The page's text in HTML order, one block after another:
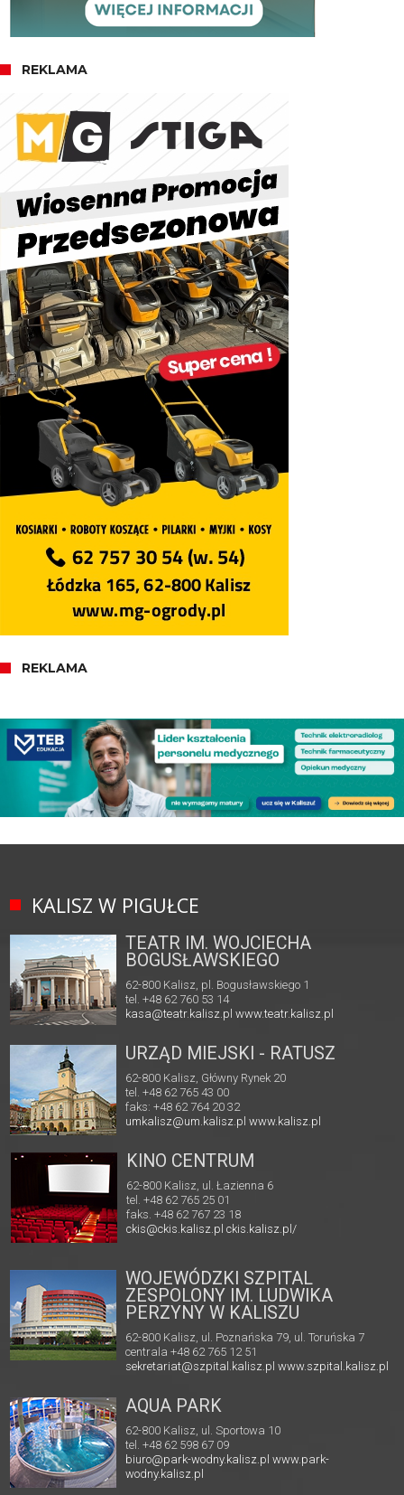
REKLAMA
REKLAMA
KALISZ W PIGUŁCE
TEATR IM. WOJCIECHA
BOGUSŁAWSKIEGO
62-800 Kalisz, pl. Bogusławskiego 1
tel. +48 62 760 53 14
kasa@teatr.kalisz.pl www.teatr.kalisz.pl
URZĄD MIEJSKI - RATUSZ
62-800 Kalisz, Główny Rynek 20
tel. +48 62 765 43 00
faks: +48 62 764 20 32
umkalisz@um.kalisz.plwww.kalisz.pl
KINO CENTRUM
62-800 Kalisz, ul. Łazienna 6
tel. +48 62 765 25 01
faks. +48 62 767 23 18
ckis@ckis.kalisz.pl ckis.kalisz.pl/
WOJEWÓDZKI SZPITAL
ZESPOLONY IM. LUDWIKA
PERZYNY W KALISZU
62-800 Kalisz, ul. Poznańska 79, ul. Toruńska 7
centrala +48 62 765 12 51
sekretariat@szpital.kalisz.pl www.szpital.kalisz.pl
AQUA PARK
62-800 Kalisz, ul. Sportowa 10
tel. +48 62 598 67 09
biuro@park-wodny.kalisz.pl www.park-
wodny.kalisz.pl